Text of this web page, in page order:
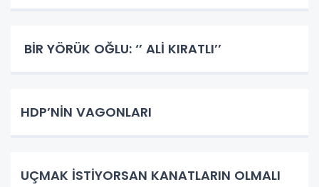
BİR YÖRÜK OĞLU: ‘’ ALİ KIRATLI’’
HDP’NİN VAGONLARI
UÇMAK İSTİYORSAN KANATLARIN OLMALI